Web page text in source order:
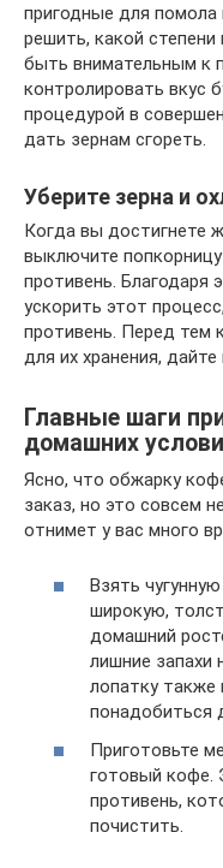
пригодные для
решить, какой
быть внимательным к
контролировать вкус
процедурой в
дать зернам сгореть.
Уберите зерна и
Когда вы достигнете
выключите
противень.
ускорить этот
противень. Перед тем
для их хранения,
Главные шаги
домашних
Ясно, что обжарку
заказ, но это совсем
отнимет у вас много
Взять
широкую,
домашний
лишние запахи
лопатку также
понадобиться
Приготовьте
готовый кофе.
противень,
почистить.